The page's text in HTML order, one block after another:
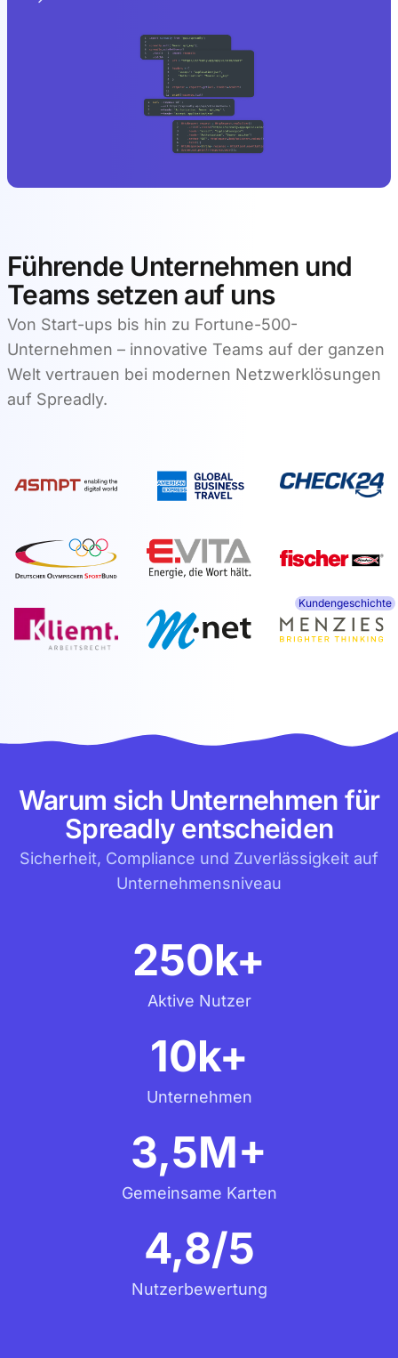
Führende Unternehmen und
Teams setzen auf uns
Von Start-ups bis hin zu Fortune-500-
Unternehmen – innovative Teams auf der ganzen
Welt vertrauen bei modernen Netzwerklösungen
auf Spreadly.
Kundengeschichte
Warum sich Unternehmen für
Spreadly entscheiden
Sicherheit, Compliance und Zuverlässigkeit auf
Unternehmensniveau
250k+
Aktive Nutzer
10k+
Unternehmen
3,5M+
Gemeinsame Karten
4,8/5
Nutzerbewertung